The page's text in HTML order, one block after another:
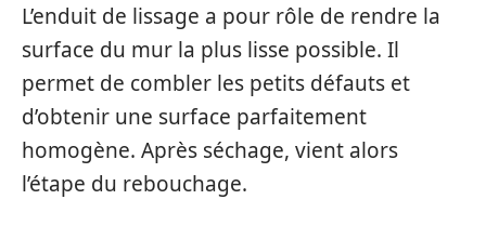
L’enduit de lissage a pour rôle de rendre la
surface du mur la plus lisse possible. Il
permet de combler les petits défauts et
d’obtenir une surface parfaitement
homogène. Après séchage, vient alors
l’étape du rebouchage.